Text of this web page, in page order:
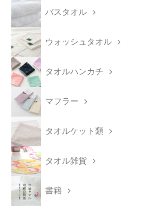
バスタオル
ウォッシュタオル
タオルハンカチ
マフラー
タオルケット類
タオル雑貨
書籍